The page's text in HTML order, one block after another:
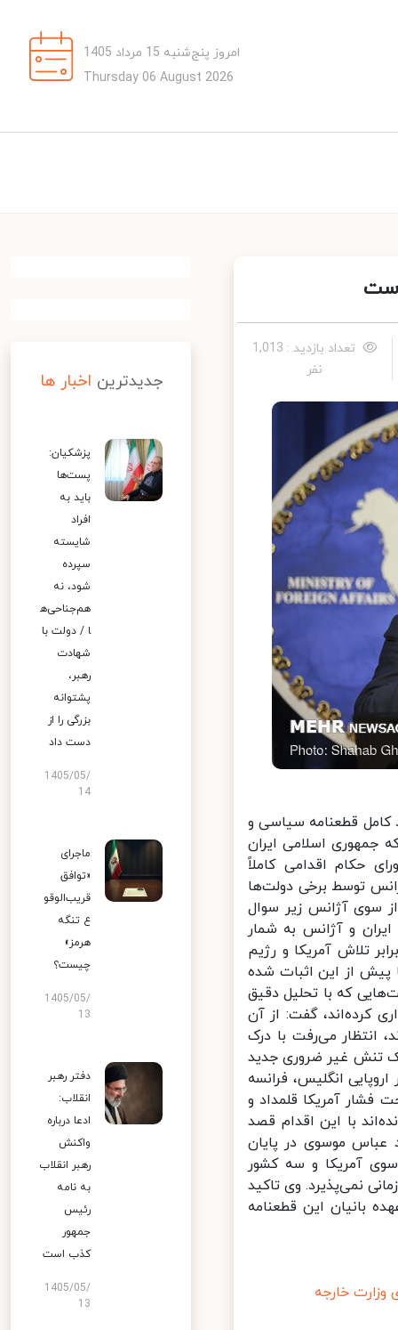
امروز پنج‌شنبه 15 مرداد 1405
Thursday 06 August 2026
تعداد بازدید : 1,013
نفر
قطعنامه سیاسی و
اسلامی ایران
حکام اقدامی کاملاً
توسط برخی دولت‌ها
سوی آژانس زیر سوال
و آژانس به شمار
تلاش آمریکا و رژیم
از این اثبات شده
که با تحلیل دقیق
کرده‌اند، گفت: از آن
می‌رفت با درک
تنش غیر ضروری جدید
انگلیس، فرانسه
آمریکا قلمداد و
با این اقدام قصد
عباس موسوی در پایان
آمریکا و سه کشور
نمی‌پذیرد. وی تاکید
بانیان این قطعنامه
خارجه
جدیدترین اخبار ها
پزشکیان:
پست‌ها
باید به
افراد
شایسته
سپرده
شود، نه
هم‌جناحی‌ه
ا / دولت با
شهادت
رهبر،
پشتوانه
بزرگی را از
دست داد
1405/05/
14
ماجرای
«توافق
قریب‌الوقو
ع تنگه
هرمز»
چیست؟
1405/05/
13
دفتر رهبر
انقلاب:
ادعا درباره
واکنش
رهبر انقلاب
به نامه
رئیس
جمهور
کذب است
1405/05/
13